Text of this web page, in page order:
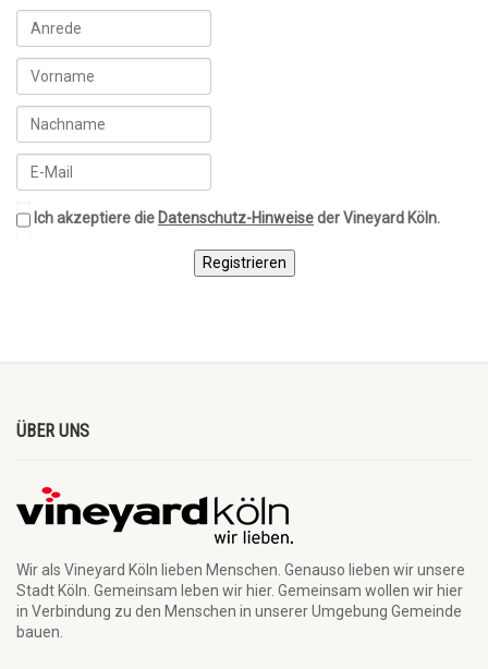
Ich akzeptiere die Datenschutz-Hinweiseder Vineyard Köln.
Registrieren
ÜBER UNS
Wir als Vineyard Köln lieben Menschen. Genauso lieben wir unsere
Stadt Köln. Gemeinsam leben wir hier. Gemeinsam wollen wir hier
in Verbindung zu den Menschen in unserer Umgebung Gemeinde
bauen.